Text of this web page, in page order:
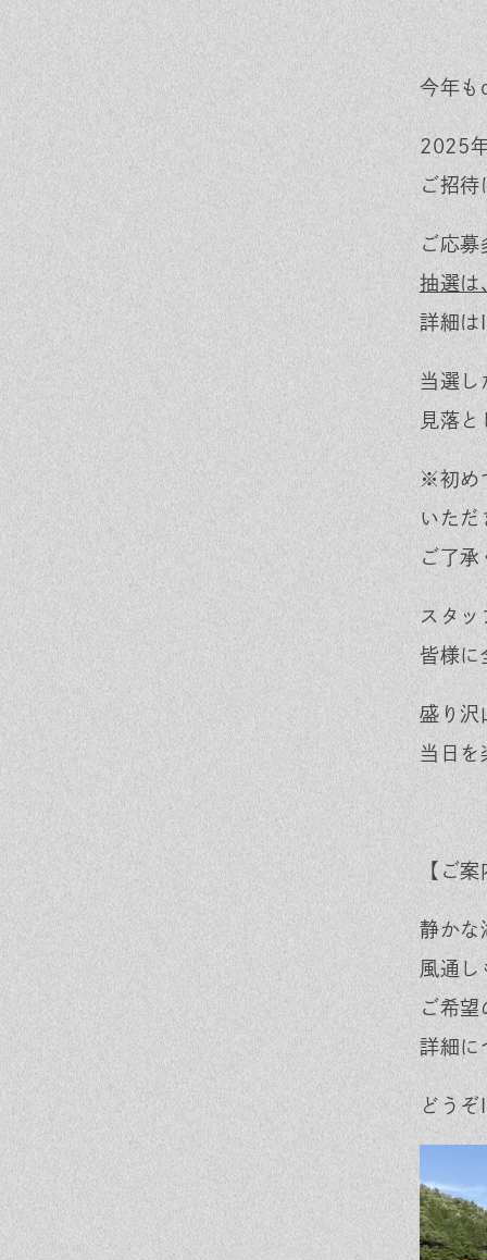
今年
2025
ご招待
ご応
抽選は
詳細は
当選し
見落
※初め
いただ
ご了承
スタッ
皆様に
盛り沢
当日を
【ご案
静かな
風通し
ご希
詳細に
どう